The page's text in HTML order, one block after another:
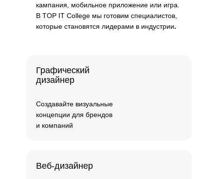
кампания, мобильное приложение или игра.
В TOP IT College мы готовим специалистов,
которые становятся лидерами в индустрии.
Графический
дизайнер
Создавайте визуальные
концепции для брендов
и компаний
Веб-дизайнер